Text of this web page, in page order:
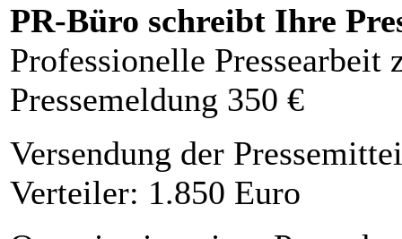
PR-Büro schreibt Ihre
Professionelle Pressearbeit
Pressemeldung 350 €
Versendung der
Verteiler: 1.850 Euro